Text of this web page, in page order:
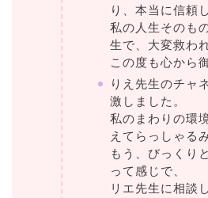
り、本当に信頼
私の人生そのも
生で、大変救わ
この度も心から
りえ先生のチャ
激しました。
私のまわりの環
えてらっしゃる
もう、びっくり
って感じで、
リエ先生に相談